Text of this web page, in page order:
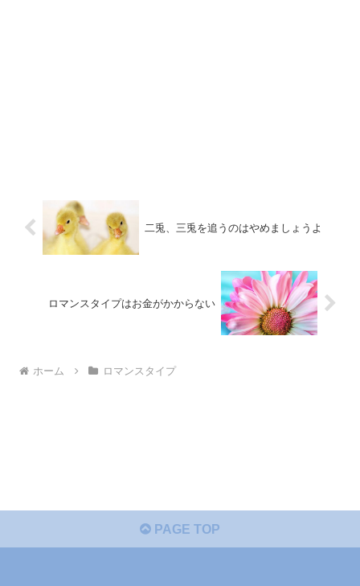
二兎、三兎を追うのはやめましょうよ
ロマンスタイプはお金がかからない
ホーム ロマンスタイプ
PAGE TOP